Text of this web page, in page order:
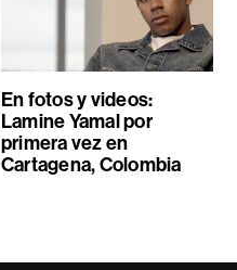
En fotos y videos:
Lamine Yamal por
primera vez en
Cartagena, Colombia